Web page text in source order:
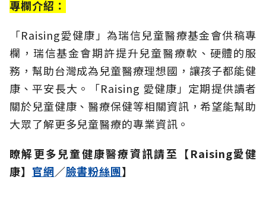
專欄介紹：
「Raising愛健康」為瑞信兒童醫療基金會供稿專
欄，瑞信基金會期許提升兒童醫療軟、硬體的服
務，幫助台灣成為兒童醫療理想國，讓孩子都能健
康、平安長大。
「Raising 愛健康」定期提供讀者
關於兒童健康、醫療保健等相關資訊，希望能幫助
大眾了解更多兒童醫療的專業資訊。
瞭解更多兒童健康醫療資訊請至【Raising愛健
康】 官網／臉書粉絲團】